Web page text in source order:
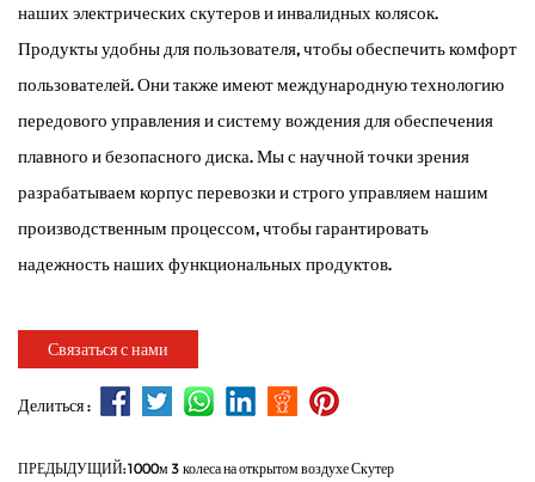
наших электрических скутеров и инвалидных колясок.
Продукты удобны для пользователя, чтобы обеспечить комфорт
пользователей. Они также имеют международную технологию
передового управления и систему вождения для обеспечения
плавного и безопасного диска. Мы с научной точки зрения
разрабатываем корпус перевозки и строго управляем нашим
производственным процессом, чтобы гарантировать
надежность наших функциональных продуктов.
Связаться с нами
Делиться :
ПРЕДЫДУЩИЙ:1000м 3 колеса на открытом воздухе Скутер